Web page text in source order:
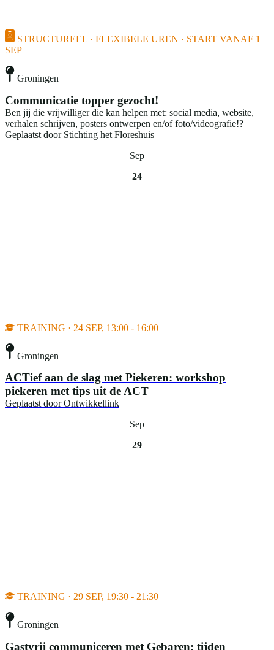
STRUCTUREEL · FLEXIBELE UREN · START VANAF 1
SEP
Groningen
Communicatie topper gezocht!
Ben jij die vrijwilliger die kan helpen met: social media, website,
verhalen schrijven, posters ontwerpen en/of foto/videografie!?
Geplaatst door Stichting het Floreshuis
Sep
24
TRAINING · 24 SEP, 13:00 - 16:00
Groningen
ACTief aan de slag met Piekeren: workshop
piekeren met tips uit de ACT
Geplaatst door Ontwikkellink
Sep
29
TRAINING · 29 SEP, 19:30 - 21:30
Groningen
Gastvrij communiceren met Gebaren: tijden